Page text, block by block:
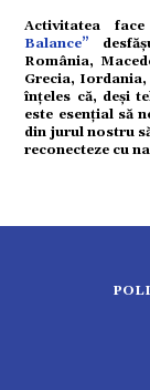
Activitatea
Balance”
România,
Grecia, Iordania,
înţeles că, deși
este esențial să
din jurul nostru
reconecteze cu